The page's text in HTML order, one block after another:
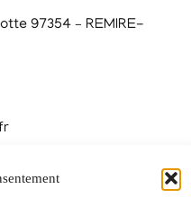
97354 – REMIRE-